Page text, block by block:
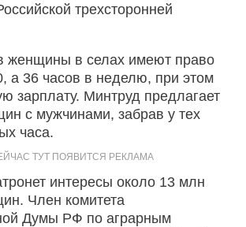
трехсторонней
женщины в селах имеют право
а 36 часов в неделю, при этом
зарплату. Минтруд предлагает
с мужчинами, забрав у тех
часа.
интересы около 13 млн
Член комитета
Думы РФ по аграрным